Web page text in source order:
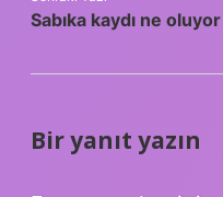
Sabıka kaydı ne
Bir yanıt yazın